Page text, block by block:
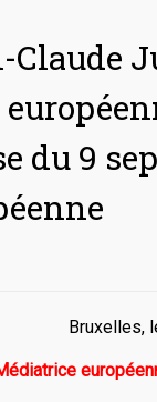
Claude
du 9
Bruxelles,